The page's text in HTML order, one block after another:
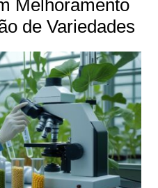
Melhoramento
de Variedades